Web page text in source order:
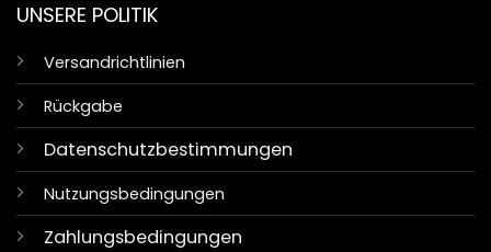
UNSERE POLITIK
Versandrichtlinien
Rückgabe
Datenschutzbestimmungen
Nutzungsbedingungen
Zahlungsbedingungen